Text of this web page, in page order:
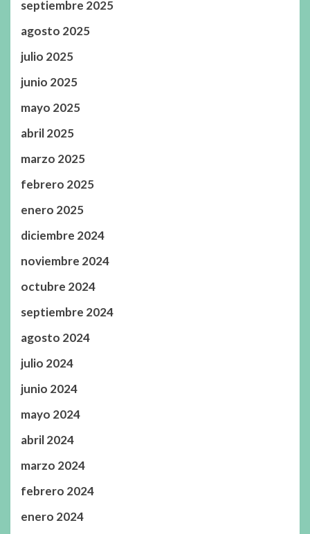
septiembre 2025
agosto 2025
julio 2025
junio 2025
mayo 2025
abril 2025
marzo 2025
febrero 2025
enero 2025
diciembre 2024
noviembre 2024
octubre 2024
septiembre 2024
agosto 2024
julio 2024
junio 2024
mayo 2024
abril 2024
marzo 2024
febrero 2024
enero 2024